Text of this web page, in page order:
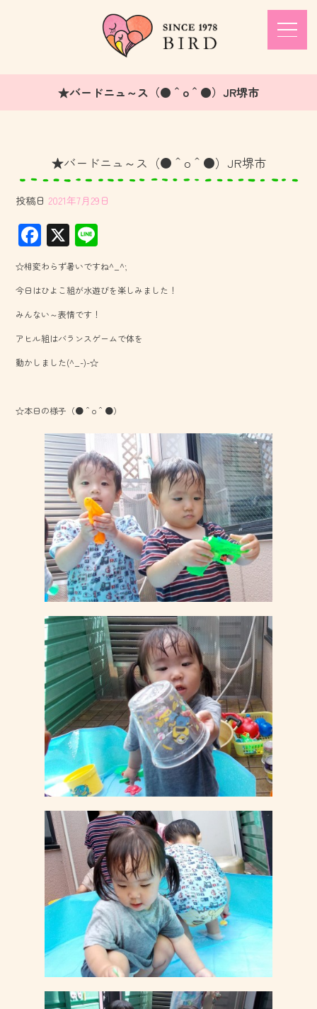
★バードニュ～ス（●＾o＾●）JR堺市
★バードニュ～ス（●＾o＾●）JR堺市
投稿日 2021年7月29日
F
ac
e
b
o
ok
X
ne
☆相変わらず暑いですね^_^;
今日はひよこ組が水遊びを楽しみました！
みんない～表情です！
アヒル組はバランスゲームで体を
動かしました(^_-)-☆
☆本日の様子（●＾o＾●）